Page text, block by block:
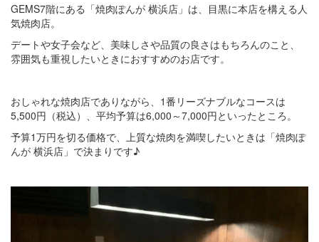
GEMS7階にある「焼肉ぽんが 横浜店」は、目黒に本店を構える人
気焼肉店。
デートや女子会など、美味しさや品質の良さはもちろんのこと、
雰囲気も重視したいときにおすすめのお店です。
おしゃれな焼肉店でありながら、1番リーズナブルなコースは
5,500円（税込）、平均予算は6,000～7,000円といったところ。
予算1万円を切る価格で、上質な焼肉を満喫したいときは「焼肉ぽ
んが 横浜店」で決まりです♪